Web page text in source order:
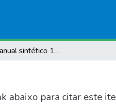
Relatório anual sintético 1980
abaixo para citar este